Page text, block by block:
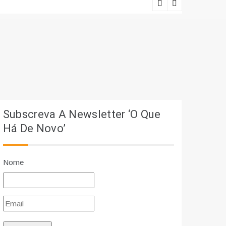
Subscreva A Newsletter ‘O Que
Há De Novo’
Nome